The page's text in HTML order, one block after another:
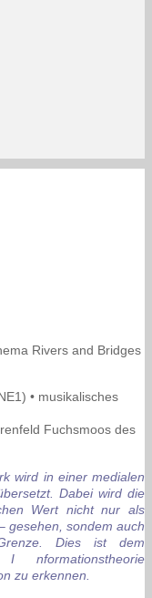
Rivers and Bridges
• musikalisches
Fuchsmoos des
wird in einer medialen
Dabei wird die
Wert nicht nur als
gesehen, sondem auch
Dies ist dem
nformationstheorie
zu erkennen.